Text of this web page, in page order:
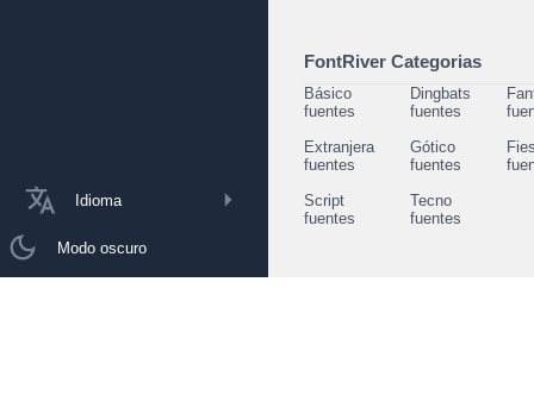
Idioma
Modo oscuro
FontRiver Categorias
Básico
fuentes
Dingbats
fuentes
Extranjera
fuentes
Gótico
fuentes
Script
fuentes
Tecno
fuentes